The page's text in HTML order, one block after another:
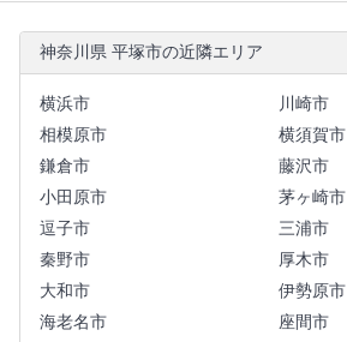
神奈川県 平塚市の近隣エリア
横浜市
川崎市
相模原市
横須賀市
鎌倉市
藤沢市
小田原市
茅ヶ崎市
逗子市
三浦市
秦野市
厚木市
大和市
伊勢原市
海老名市
座間市